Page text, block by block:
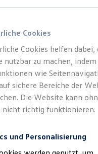
und Einarbeitung
So geht's
Cookies
Cookies helfen dabei,
nutzbar zu machen, indem
wie
sichere Bereiche der
Die Website kann
nicht richtig funktionieren.
und Personalisierung